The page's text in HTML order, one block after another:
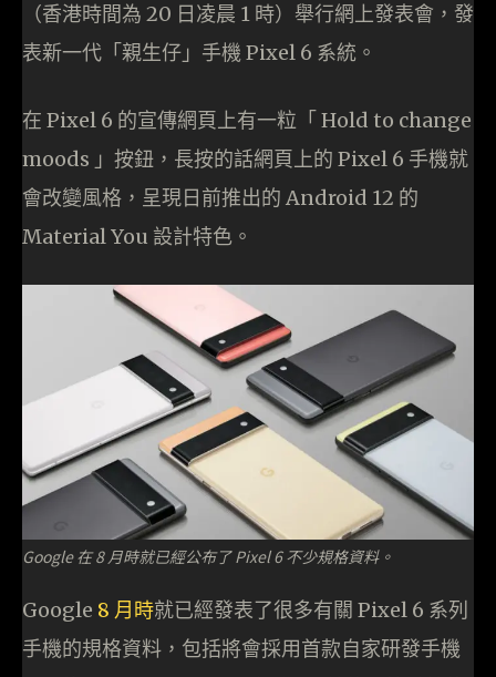
（香港時間為 20 日凌晨 1 時）舉行網上發表會，發
表新一代「親生仔」手機 Pixel 6 系統。
在 Pixel 6 的宣傳網頁上有一粒「 Hold to change
moods 」按鈕，長按的話網頁上的 Pixel 6 手機就
會改變風格，呈現日前推出的 Android 12 的
Material You 設計特色。
Google 在 8 月時就已經公布了 Pixel 6 不少規格資料。
Google 8 月時就已經發表了很多有關 Pixel 6 系列
手機的規格資料，包括將會採用首款自家研發手機